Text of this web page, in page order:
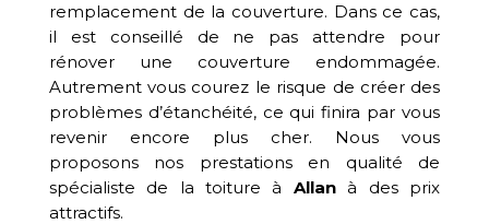
remplacement de la couverture. Dans ce cas,
il est conseillé de ne pas attendre pour
rénover une couverture endommagée.
Autrement vous courez le risque de créer des
problèmes d’étanchéité, ce qui finira par vous
revenir encore plus cher. Nous vous
proposons nos prestations en qualité de
spécialiste de la toiture à Allanà des prix
attractifs.